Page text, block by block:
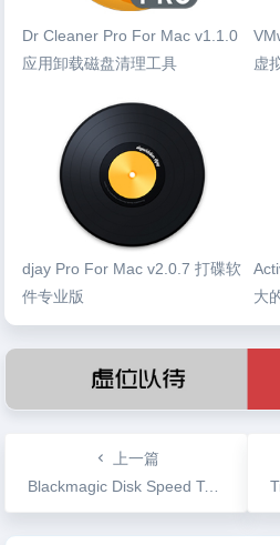
Dr Cleaner Pro For Mac v1.1.0
应用卸载磁盘清理工具
虚
djay Pro For Mac v2.0.7 打碟软
件专业版
大
上一篇
Blackmagic Disk Speed Test V3.0 硬盘读写速度测试工具